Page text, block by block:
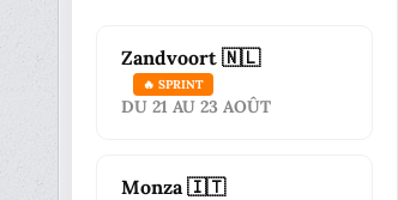
Zandvoort 🇳🇱
🔥 SPRINT
DU 21 AU 23 AOÛT
Monza 🇮🇹